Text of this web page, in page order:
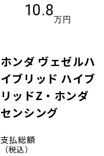
10.8
万円
ホンダ ヴェゼルハ
イブリッド ハイブ
リッドZ・ホンダ
センシング
支払総額
（税込）